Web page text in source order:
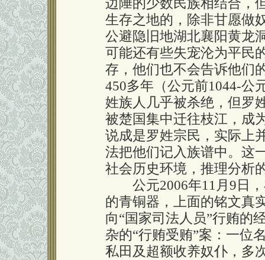
边陲的少数民族相结合，
生存之地的，除非甘愿做
公避隐旧地湖北襄阳黄龙
可能还有些失宠沦为平民
存，他们也不会告诉他们
450多年（公元前1044-公
姓族人几乎被杀绝，但罗
被楚国集中迁往枝江，成
说成是罗姓宗民，实际上
法把他们记入族谱中。这
社会历史环境，推理分析
公元2006年11月9日，
的青铜器，上面的铭文真
向“国家司法人员”行贿的
杂的“行贿受贿”案：一位
私田及超额收养奴仆，